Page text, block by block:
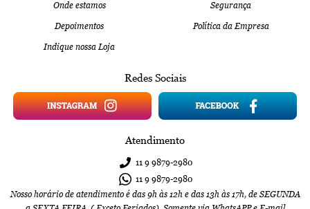
Onde estamos
Depoimentos
Indique nossa Loja
Segurança
Política da Empresa
Redes Sociais
Atendimento
11 99879-2980
11 99879-2980
Nosso horário de atendimento é das 9h às 12h e das 13h às 17h, de SEGUNDA